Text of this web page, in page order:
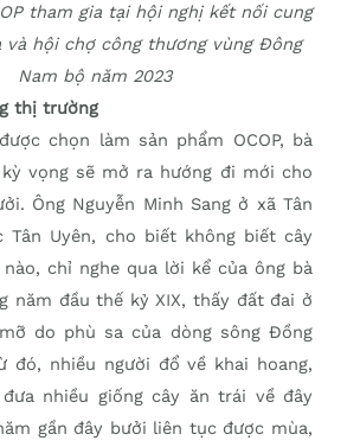
tham gia tại hội nghị kết nối cung
và hội chợ công thương vùng Đông
Nam bộ năm 2023
thị trường
chọn làm sản phẩm OCOP, bà
vọng sẽ mở ra hướng đi mới cho
Ông Nguyễn Minh Sang ở xã Tân
Tân Uyên, cho biết không biết cây
chỉ nghe qua lời kể của ông bà
năm đầu thế kỷ XIX, thấy đất đai ở
do phù sa của dòng sông Đồng
đó, nhiều người đổ về khai hoang,
nhiều giống cây ăn trái về đây
gần đây bưởi liên tục được mùa,